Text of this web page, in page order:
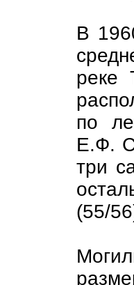
В
реке
по
Е.Ф.
три
(55/